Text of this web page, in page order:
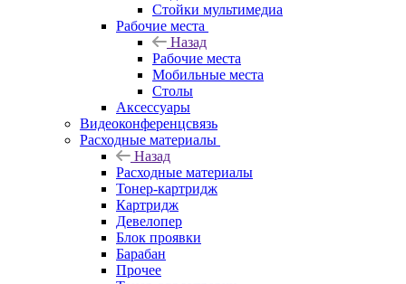
Стойки мультимедиа
Рабочие места
Назад
Рабочие места
Мобильные места
Столы
Аксессуары
Видеоконференцсвязь
Расходные материалы
Назад
Расходные материалы
Тонер-картридж
Картридж
Девелопер
Блок проявки
Барабан
Прочее